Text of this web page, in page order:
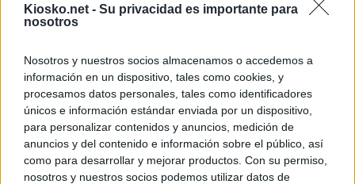
Kiosko.net - Su privacidad es importante para
nosotros
Nosotros y nuestros socios almacenamos o accedemos a
información en un dispositivo, tales como cookies, y
procesamos datos personales, tales como identificadores
únicos e información estándar enviada por un dispositivo,
para personalizar contenidos y anuncios, medición de
anuncios y del contenido e información sobre el público, así
como para desarrollar y mejorar productos. Con su permiso,
nosotros y nuestros socios podemos utilizar datos de